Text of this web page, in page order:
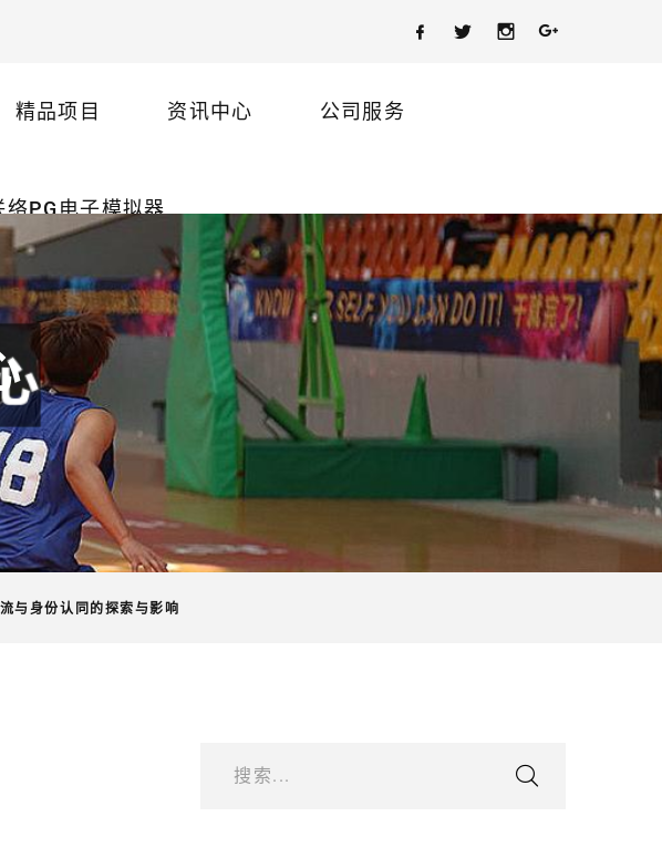
精品项目 资讯中心 公司服务
络PG电子模拟器
与身份认同的探索与影响
搜索...